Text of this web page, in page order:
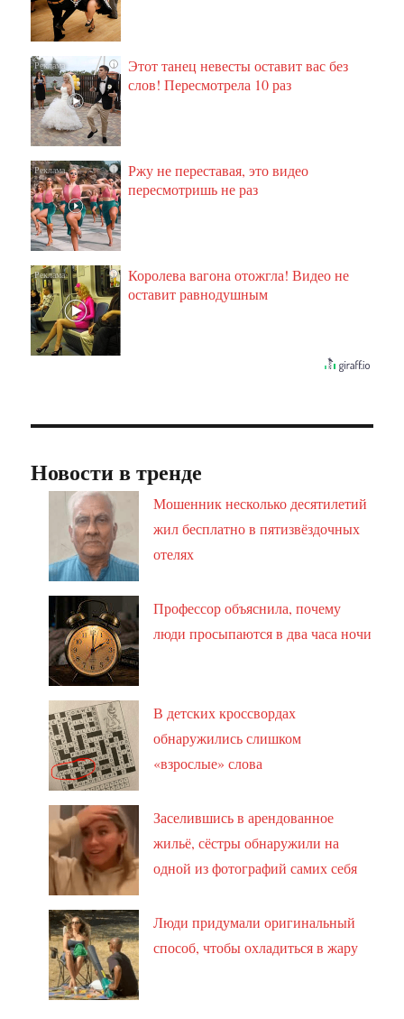
i
Этот танец невесты оставит вас без
слов! Пересмотрела 10 раз
i
Ржу не переставая, это видео
пересмотришь не раз
i
Королева вагона отожгла! Видео не
оставит равнодушным
Новости в тренде
Мошенник несколько десятилетий
жил бесплатно в пятизвёздочных
отелях
Профессор объяснила, почему
люди просыпаются в два часа ночи
В детских кроссвордах
обнаружились слишком
«взрослые» слова
Заселившись в арендованное
жильё, сёстры обнаружили на
одной из фотографий самих себя
Люди придумали оригинальный
способ, чтобы охладиться в жару